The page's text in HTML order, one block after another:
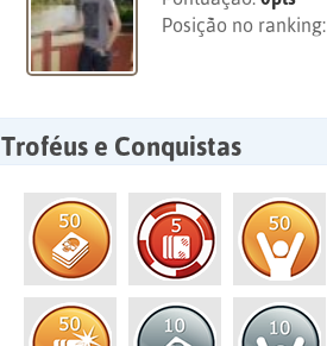
Posição no ranking:
Troféus e Conquistas